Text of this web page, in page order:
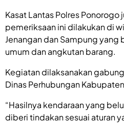
Kasat Lantas Polres
pemeriksaan ini dilakukan di
Jenangan dan Sampung yang
umum dan angkutan barang.
Kegiatan dilaksanakan
Dinas Perhubungan
“Hasilnya kendaraan yang
diberi tindakan sesuai aturan